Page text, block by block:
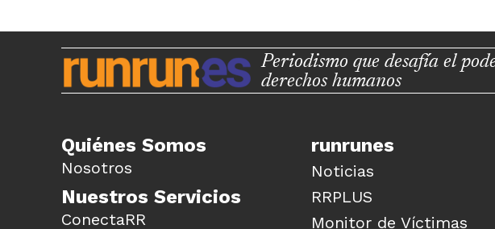
Periodismo que desafía el
derechos humanos
Quiénes Somos
Nosotros
Nuestros Servicios
ConectaRR
runrunes
Noticias
RRPLUS
Monitor de Víctimas